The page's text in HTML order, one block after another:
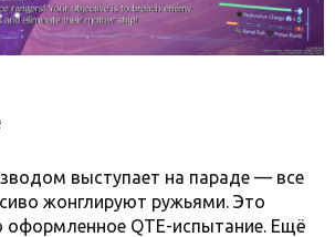
выступает на параде — все
жонглируют ружьями. Это
оформленное QTE-испытание. Ещё